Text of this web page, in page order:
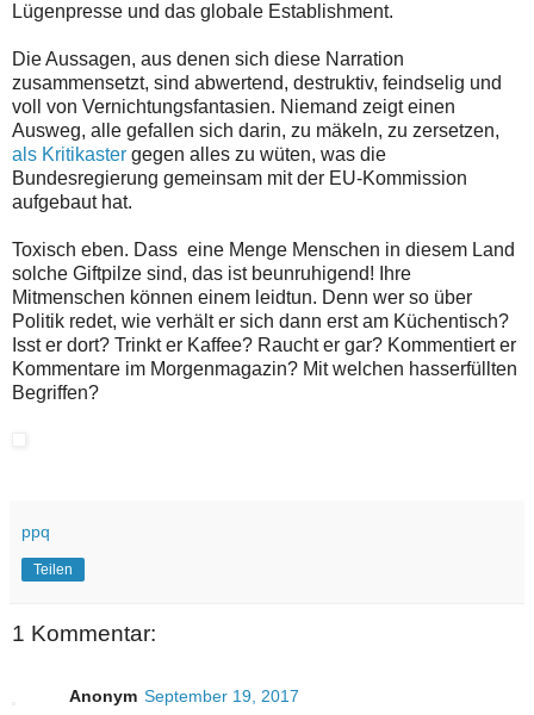
Lügenpresse und das globale Establishment.
Die Aussagen, aus denen sich diese Narration
zusammensetzt, sind abwertend, destruktiv, feindselig und
voll von Vernichtungsfantasien. Niemand zeigt einen
Ausweg, alle gefallen sich darin, zu mäkeln, zu zersetzen,
als Kritikaster gegen alles zu wüten, was die
Bundesregierung gemeinsam mit der EU-Kommission
aufgebaut hat.
Toxisch eben. Dass eine Menge Menschen in diesem Land
solche Giftpilze sind, das ist beunruhigend! Ihre
Mitmenschen können einem leidtun. Denn wer so über
Politik redet, wie verhält er sich dann erst am Küchentisch?
Isst er dort? Trinkt er Kaffee? Raucht er gar? Kommentiert er
Kommentare im Morgenmagazin? Mit welchen hasserfüllten
Begriffen?
ppq
Teilen
1 Kommentar:
Anonym September 19, 2017